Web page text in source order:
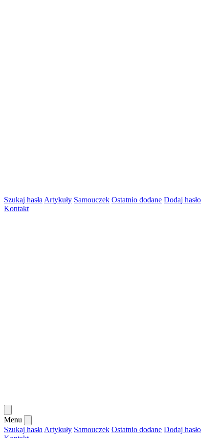
Szukaj hasła Artykuły Samouczek Ostatnio dodane Dodaj hasło
Kontakt
Menu
Szukaj hasła Artykuły Samouczek Ostatnio dodane Dodaj hasło